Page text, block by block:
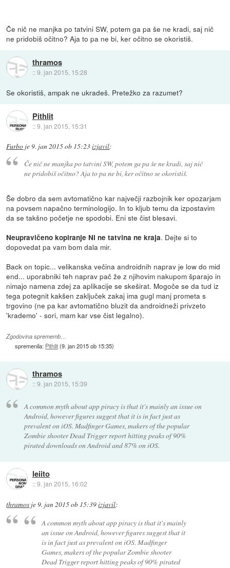
Če nič ne manjka po tatvini SW, potem ga pa še ne kradi, saj nič
ne pridobiš očitno? Aja to pa ne bi, ker očitno se okoristiš.
thramos
::9. jan 2015, 15:28
Se okoristiš, ampak ne ukradeš. Pretežko za razumet?
Pithlit
::9. jan 2015, 15:31
Furbo je9. jan 2015 ob 15:23izjavil:
Če nič ne manjka po tatvini SW, potem ga pa še ne kradi, saj nič
ne pridobiš očitno? Aja to pa ne bi, ker očitno se okoristiš.
Še dobro da sem avtomatično kar največji razbojnik ker opozarjam
na povsem napačno terminologijo. In to kljub temu da izpostavim
da se takšno početje ne spodobi. Eni ste čist blesavi.
Neupravičeno kopiranje NI ne tatvina ne kraja. Dejte si to
dopovedat pa vam bom dala mir.
Back on topic... velikanska večina androidnih naprav je low do mid
end... uporabniki teh naprav pač že z njihovim nakupom šparajo in
nimajo namena zdej za aplikacije se skeširat. Mogoče se da tud iz
tega potegnit kakšen zaključek zakaj ima gugl manj prometa s
trgovino (ne pa kar avtomatično bluzit da androidneži privzeto
'krademo' - sori, mam kar vse čist legalno).
Zgodovina sprememb…
spremenila: Pithlit(9. jan 2015 ob 15:35)
thramos
::9. jan 2015, 15:39
A common myth about app piracy is that it's mainly an issue on
Android, however figures suggest that it is in fact just as
prevalent on iOS. Madfinger Games, makers of the popular
Zombie shooter Dead Trigger report hitting peaks of 90%
pirated downloads on Android and 87% on iOS.
leiito
::9. jan 2015, 16:02
thramos je9. jan 2015 ob 15:39izjavil:
A common myth about app piracy is that it's mainly
an issue on Android, however figures suggest that it
is in fact just as prevalent on iOS. Madfinger
Games, makers of the popular Zombie shooter
Dead Trigger report hitting peaks of 90% pirated